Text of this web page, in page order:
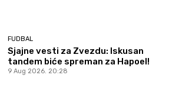
FUDBAL
Sjajne vesti za Zvezdu: Iskusan
tandem biće spreman za Hapoel!
9 Aug 2026. 20:28